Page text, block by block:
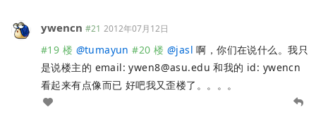
ywencn #21 2012年07月12日
#19 楼 @tumayun #20 楼 @jasl 啊，你们在说什么。我只
是说楼主的 email:ywen8@asu.edu 和我的 id: ywencn
看起来有点像而已 好吧我又歪楼了。。。。